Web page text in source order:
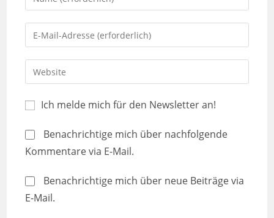
Ich melde mich für den Newsletter an!
Benachrichtige mich über nachfolgende
Kommentare via E-Mail.
Benachrichtige mich über neue Beiträge via
E-Mail.